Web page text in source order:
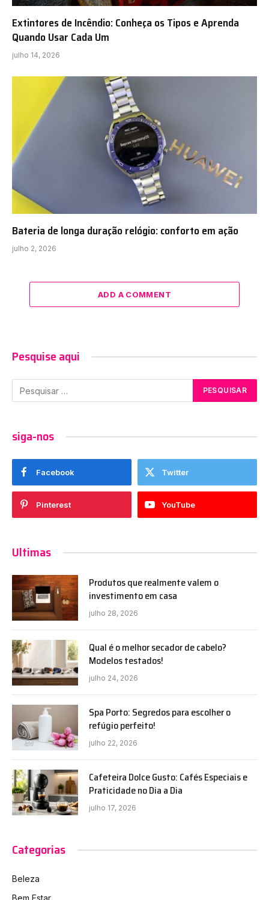
Extintores de Incêndio: Conheça os Tipos e Aprenda
Quando Usar Cada Um
julho 14, 2026
Bateria de longa duração relógio: conforto em ação
julho 2, 2026
ADD A COMMENT
Pesquise aqui
siga-nos
Facebook Twitter
Pinterest YouTube
Ultimas
Produtos que realmente valem o
investimento em casa
julho 28, 2026
Qual é o melhor secador de cabelo?
Modelos testados!
julho 24, 2026
Spa Porto: Segredos para escolher o
refúgio perfeito!
julho 22, 2026
Cafeteira Dolce Gusto: Cafés Especiais e
Praticidade no Dia a Dia
julho 17, 2026
Categorias
Beleza